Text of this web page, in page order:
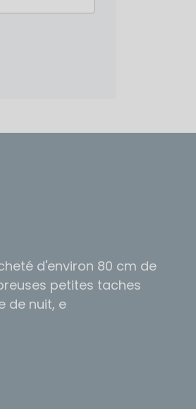
d'environ 80 cm de
petites taches
de nuit, e